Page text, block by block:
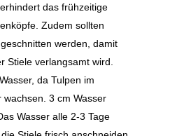
das frühzeitige
Zudem sollten
werden, damit
Stiele verlangsamt wird.
da Tulpen im
wachsen. 3 cm Wasser
Wasser alle 2-3 Tage